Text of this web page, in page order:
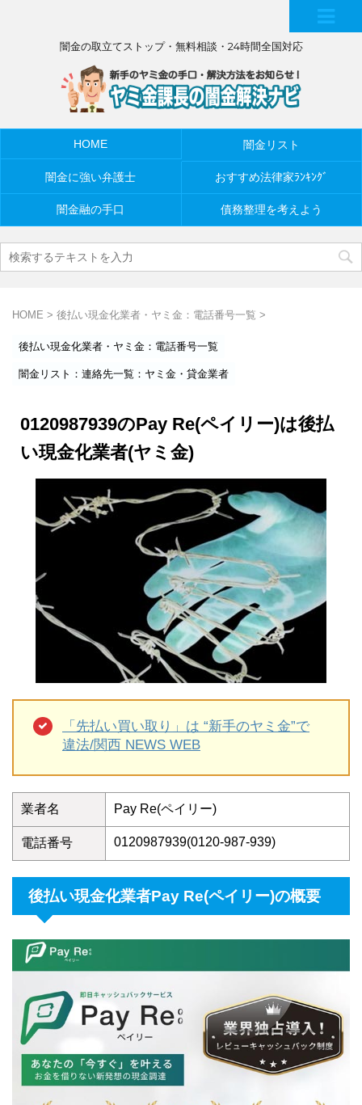
闇金の取立てストップ・無料相談・24時間全国対応
HOME 闇金リスト
闇金に強い弁護士 おすすめ法律家ﾗﾝｷﾝｸﾞ
闇金融の手口 債務整理を考えよう
HOME > 後払い現金化業者・ヤミ金：電話番号一覧 >
後払い現金化業者・ヤミ金：電話番号一覧
闇金リスト：連絡先一覧：ヤミ金・貸金業者
0120987939のPay Re(ペイリー)は後払
い現金化業者(ヤミ金)
「先払い買い取り」は “新手のヤミ金”で
違法/関西 NEWS WEB
業者名 Pay Re(ペイリー)
電話番号 0120987939(0120-987-939)
後払い現金化業者Pay Re(ペイリー)の概要